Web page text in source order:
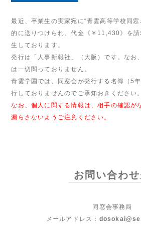
最近、卒業生の実家宛に“青雲高等学校同
的に送りつけられ、代金《￥11,430》を
生しております。
発行は「人事新報社」（大阪）です。なお
は一切関っておりません。
青雲学園では、同窓会が発行する名簿（5
行しておりませんのでご承知おきください。
なお、個人に関する情報は、相手の確認が
漏らさないようご注意ください。
お問い合わ
同窓会事務局
メールアドレス：